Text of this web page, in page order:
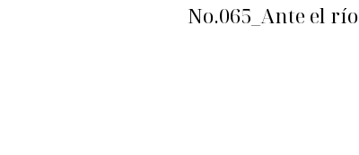
No.065_Ante el río